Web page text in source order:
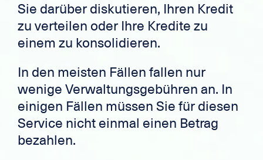
Sie darüber diskutieren, Ihren Kredit
zu verteilen oder Ihre Kredite zu
einem zu konsolidieren.
In den meisten Fällen fallen nur
wenige Verwaltungsgebühren an. In
einigen Fällen müssen Sie für diesen
Service nicht einmal einen Betrag
bezahlen.